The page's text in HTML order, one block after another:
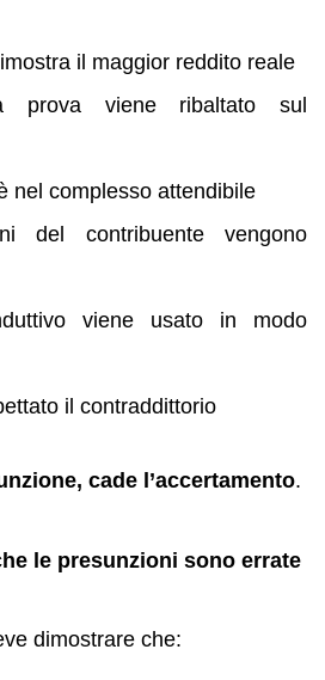
il maggior reddito reale
prova viene ribaltato sul
nel complesso attendibile
del contribuente vengono
viene usato in modo
il contraddittorio
cade l’accertamento.
le presunzioni sono errate
dimostrare che: